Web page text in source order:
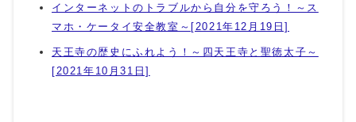
インターネットのトラブルから自分を守ろう！～ス
マホ・ケータイ安全教室～[2021年12月19日]
天王寺の歴史にふれよう！～四天王寺と聖徳太子～
[2021年10月31日]